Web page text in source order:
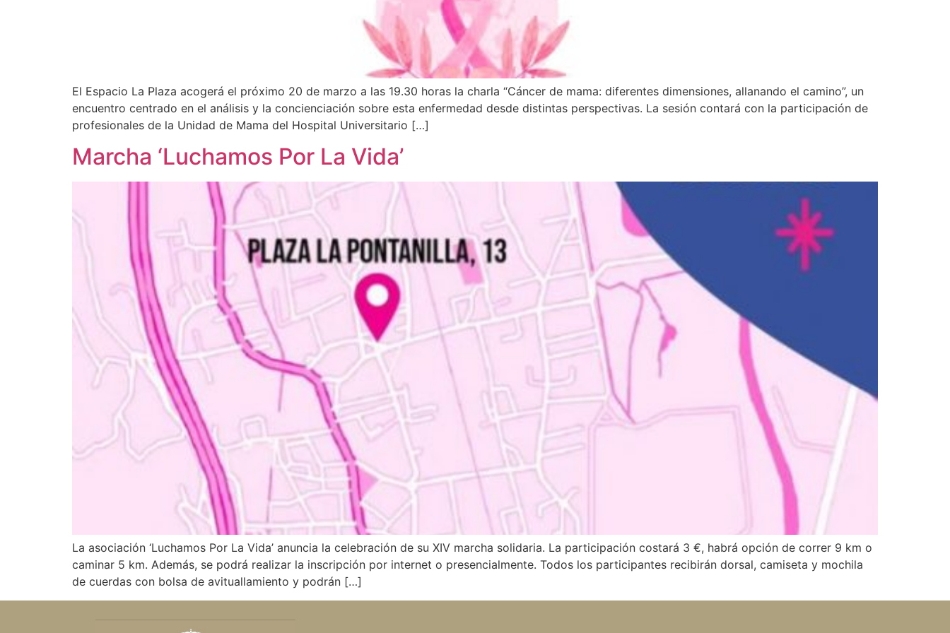
El Espacio La Plaza acogerá el próximo 20 de marzo a las 19.30 horas la charla “Cáncer de mama: diferentes dimensiones, allanando el camino”, un
encuentro centrado en el análisis y la concienciación sobre esta enfermedad desde distintas perspectivas. La sesión contará con la participación de
profesionales de la Unidad de Mama del Hospital Universitario […]
Marcha ‘Luchamos Por La Vida’
La asociación ‘Luchamos Por La Vida’ anuncia la celebración de su XIV marcha solidaria. La participación costará 3 €, habrá opción de correr 9 km o
caminar 5 km. Además, se podrá realizar la inscripción por internet o presencialmente. Todos los participantes recibirán dorsal, camiseta y mochila
de cuerdas con bolsa de avituallamiento y podrán […]